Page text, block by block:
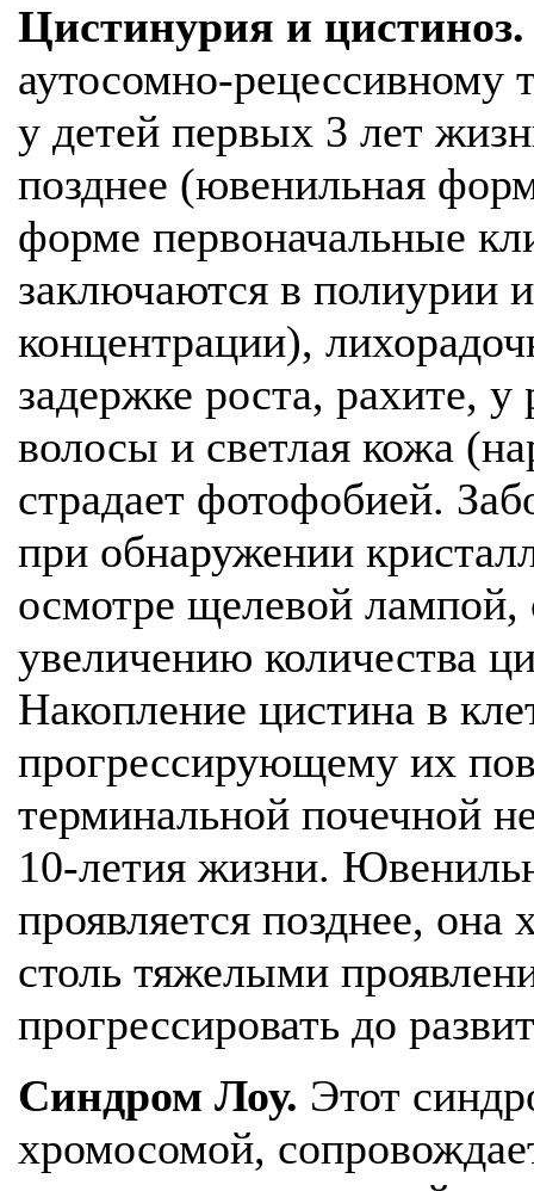
Цистинурия и цистиноз.
аутосомно-рецессивному
у детей первых 3 лет
позднее (ювенильная
форме первоначальные
заключаются в полиурии
концентрации),
задержке роста, рахите,
волосы и светлая кожа
страдает фотофобией.
при обнаружении
осмотре щелевой лампой,
увеличению количества
Накопление цистина в
прогрессирующему их
терминальной почечной
10-летия жизни.
проявляется позднее, она
столь тяжелыми
прогрессировать до
Синдром Лоу. Этот
хромосомой,